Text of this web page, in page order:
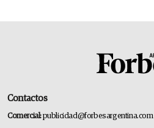
Contactos
Comercial:publicidad@forbesargentina.com